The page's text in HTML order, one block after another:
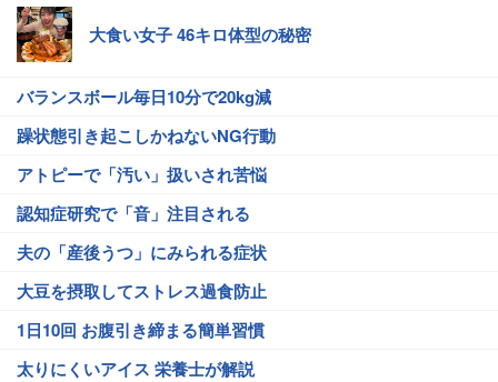
大食い女子 46キロ体型の秘密
バランスボール毎日10分で20kg減
躁状態引き起こしかねないNG行動
アトピーで「汚い」扱いされ苦悩
認知症研究で「音」注目される
夫の「産後うつ」にみられる症状
大豆を摂取してストレス過食防止
1日10回 お腹引き締まる簡単習慣
太りにくいアイス 栄養士が解説